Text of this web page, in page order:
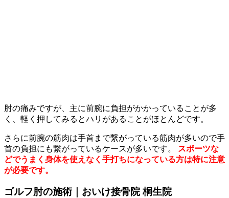
肘の痛みですが、主に前腕に負担がかかっていることが多
く、軽く押してみるとハリがあることがほとんどです。
さらに前腕の筋肉は手首まで繋がっている筋肉が多いので手
首の負担にも繋がっているケースが多いです。
スポーツな
どでうまく身体を使えなく手打ちになっている方は特に注意
が必要です。
ゴルフ肘の施術｜おいけ接骨院 桐生院